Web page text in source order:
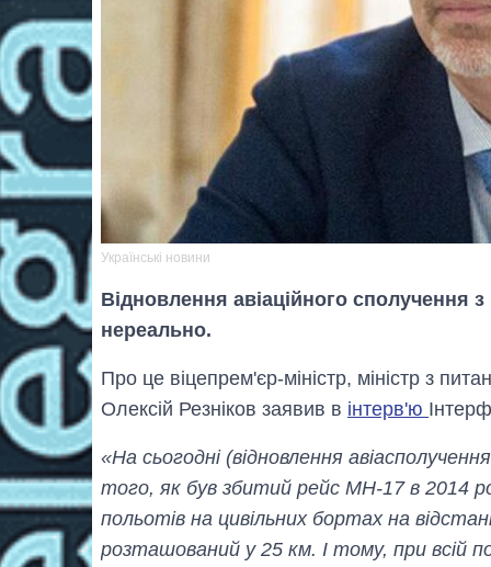
Українські новини
Відновлення авіаційного сполучення
нереально.
Про це віцепрем'єр-міністр, міністр з
Олексій Резніков заявив в інтерв'ю
«На сьогодні (відновлення
того, як був збитий рейс MH-17 в 2014
польотів на цивільних бортах на
розташований у 25 км. І тому, при всій